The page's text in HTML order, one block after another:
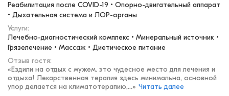
Реабилитация после COVID-19 • Опорно-двигательный аппарат
• Дыхательная система и ЛОР-органы
Услуги:
Лечебно-диагностический комплекс • Минеральный источник •
Грязелечение • Массаж • Диетическое питание
Отзыв гостя:
«Ездили на отдых с мужем. это чудесное место для лечения и
отдыха! Лекарственная терапия здесь минимальна, основной
упор делается на климатотерапию,...» Читать далее